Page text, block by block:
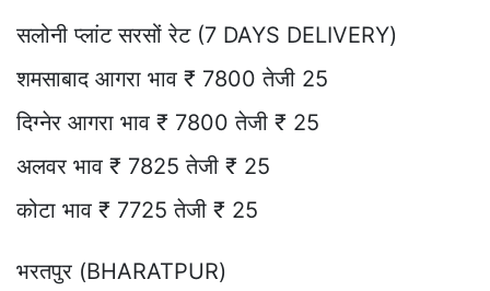
सलोनी प्लांट सरसों रेट (7 DAYS DELIVERY)
शमसाबाद आगरा भाव ₹ 7800 तेजी 25
दिग्नेर आगरा भाव ₹ 7800 तेजी ₹ 25
अलवर भाव ₹ 7825 तेजी ₹ 25
कोटा भाव ₹ 7725 तेजी ₹ 25
भरतपुर (BHARATPUR)